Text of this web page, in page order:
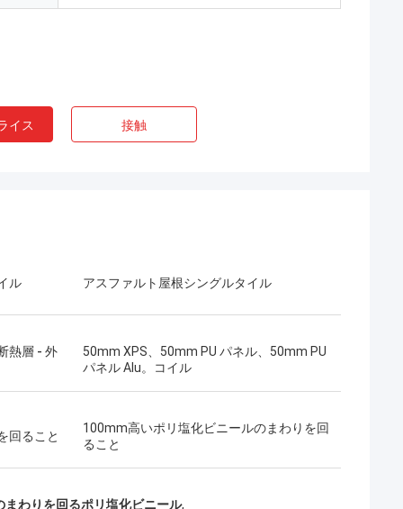
るかパートナーおよび私は生命の友人にな
イス 接触
ル アスファルト屋根シングルタイル
熱層 - 外
50mm XPS、50mm PU パネル、50mm PU
パネル Alu。コイル
回ること
100mm高いポリ塩化ビニールのまわりを回
ること
わりを回るポリ塩化ビニール,